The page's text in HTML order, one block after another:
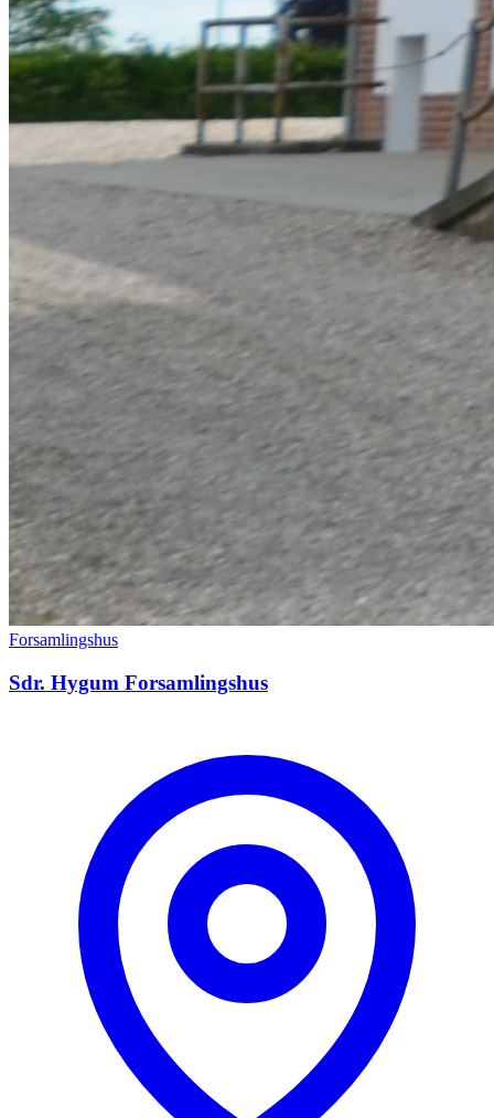
Forsamlingshus
Sdr. Hygum Forsamlingshus